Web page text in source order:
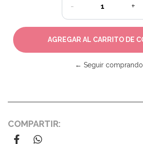
- +
← Seguir comprando
COMPARTIR: